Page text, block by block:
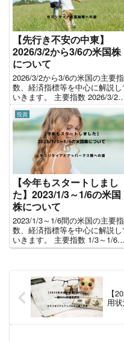
【先行き不安の中東】
2026/3/2から3/6の米国株
について
2026/3/2から3/6の米国の主要指
数、経済指標等を中心に解説し
いきます。 主要指数 2026/3/2
ら3/6の1週間のパフォーマンスで
す。全体を通してマイナスで
た1週間でした。 2026/3/2から
3/6の主な経済指標 今週は...
投資
【今年もスタートしまし
た】2023/1/3～1/6の米国
株について
2023/1/3～1/6間の米国の主要指
数、経済指標等を中心に解説し
いきます。 主要指数 1/3～1/6の1
週間のパフォーマンスです。
の主な経済指標 1/3～1/6...
【
用